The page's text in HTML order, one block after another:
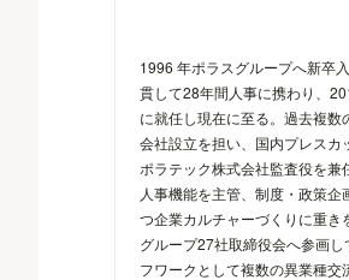
1996 年ポラスグループへ新卒
貫して28年間人事に携わり、
に就任し現在に至る。過去複数
会社設立を担い、国内プレスカ
ポラテック株式会社監査役を兼
人事機能を主管、制度・政策企
つ企業カルチャーづくりに重き
グループ27社取締役会へ参画し
フワークとして複数の異業種交